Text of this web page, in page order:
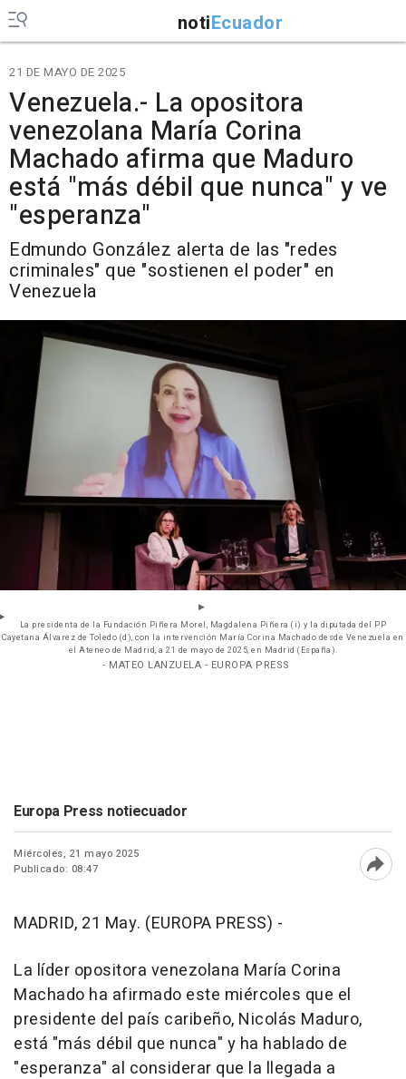
notiEcuador
21 DE MAYO DE 2025
Venezuela.- La opositora
venezolana María Corina
Machado afirma que Maduro
está "más débil que nunca" y ve
"esperanza"
Edmundo González alerta de las "redes
criminales" que "sostienen el poder" en
Venezuela
La presidenta de la Fundación Piñera Morel, Magdalena Piñera (i) y la diputada del PP
Cayetana Álvarez de Toledo (d), con la intervención María Corina Machado desde Venezuela en
el Ateneo de Madrid, a 21 de mayo de 2025, en Madrid (España).
- MATEO LANZUELA - EUROPA PRESS
Europa Press notiecuador
Miércoles, 21 mayo 2025
Publicado: 08:47
MADRID, 21 May. (EUROPA PRESS) -
La líder opositora venezolana María Corina
Machado ha afirmado este miércoles que el
presidente del país caribeño, Nicolás Maduro,
está "más débil que nunca" y ha hablado de
"esperanza" al considerar que la llegada a